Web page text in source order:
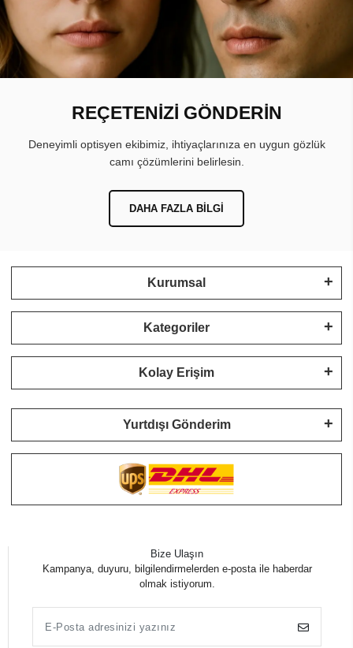
REÇETENİZİ GÖNDERİN
Deneyimli optisyen ekibimiz, ihtiyaçlarınıza en uygun gözlük
camı çözümlerini belirlesin.
DAHA FAZLA BILGI
Kurumsal
Kategoriler
Kolay Erişim
Yurtdışı Gönderim
Bize Ulaşın
Kampanya, duyuru, bilgilendirmelerden e-posta ile haberdar
olmak istiyorum.